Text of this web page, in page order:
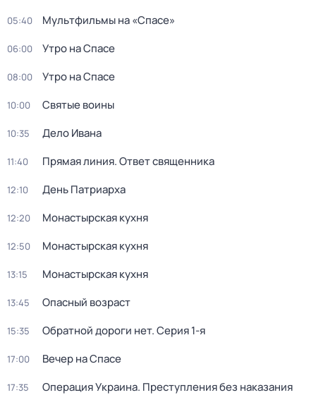
05:40 Мультфильмы на «Спасе»
06:00 Утро на Спасе
08:00 Утро на Спасе
10:00 Святые воины
10:35 Дело Ивана
11:40 Прямая линия. Ответ священника
12:10 День Патриарха
12:20 Монастырская кухня
12:50 Монастырская кухня
13:15 Монастырская кухня
13:45 Опасный возраст
15:35 Обратной дороги нет. Серия 1-я
17:00 Вечер на Спасе
17:35 Операция Украина. Преступления без наказания